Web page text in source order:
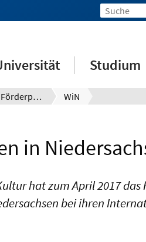
Studium
Weitere Förderprogramme WiN
in
hat zum April 2017
bei ihren